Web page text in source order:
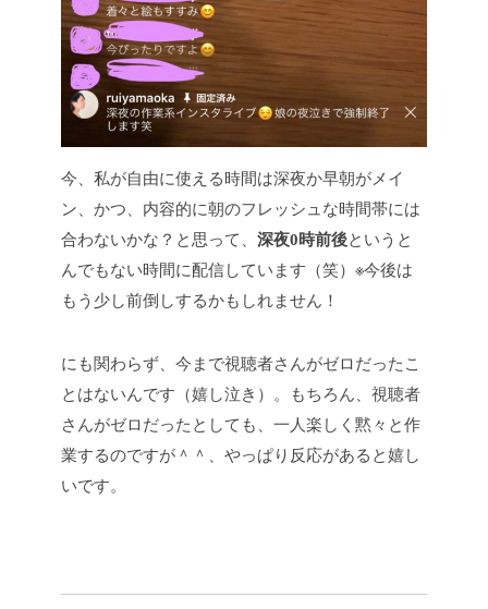
今、私が自由に使える時間は深夜か早朝がメイ
ン、かつ、内容的に朝のフレッシュな時間帯には
合わないかな？と思って、 深夜0時前後というと
んでもない時間に配信しています（笑）※今後は
もう少し前倒しするかもしれません！
にも関わらず、今まで視聴者さんがゼロだったこ
とはないんです（嬉し泣き）。もちろん、視聴者
さんがゼロだったとしても、一人楽しく黙々と作
業するのですが＾＾、やっぱり反応があると嬉し
いです。